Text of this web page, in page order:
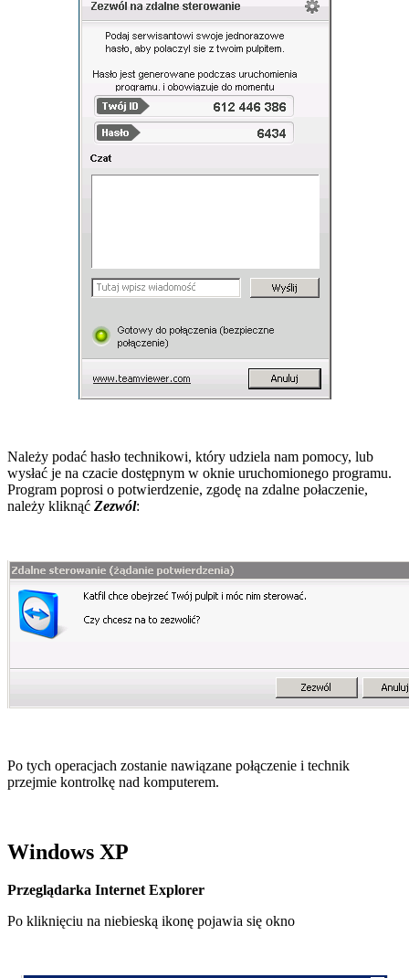
Należy podać hasło technikowi, który udziela nam pomocy, lub
wysłać je na czacie dostępnym w oknie uruchomionego programu.
Program poprosi o potwierdzenie, zgodę na zdalne połaczenie,
należy kliknąć Zezwól:
Po tych operacjach zostanie nawiązane połączenie i technik
przejmie kontrolkę nad komputerem.
Windows XP
Przeglądarka Internet Explorer
Po kliknięciu na niebieską ikonę pojawia się okno